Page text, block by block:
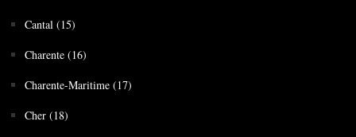
Cantal (15)
Charente (16)
Charente-Maritime (17)
Cher (18)